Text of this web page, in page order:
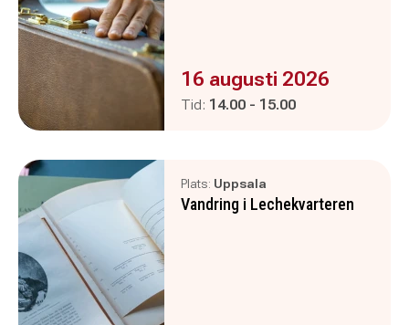
Evenemanget är :
16 augusti 2026
Tid: Pågår mellan
14.00 - och
15.00
Plats: Uppsala
Vandring i Lechekvarteren